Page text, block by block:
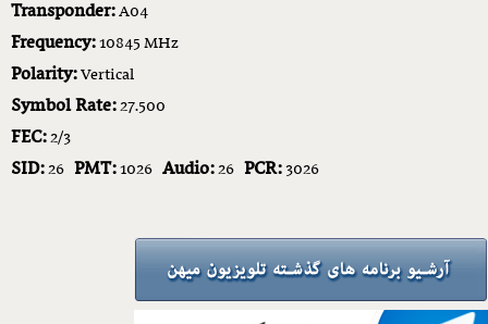
Transponder:A04
Frequency:10845 MHz
Polarity:Vertical
Symbol Rate:27.500
FEC:2/3
SID:26 PMT:1026 Audio:26 PCR:3026